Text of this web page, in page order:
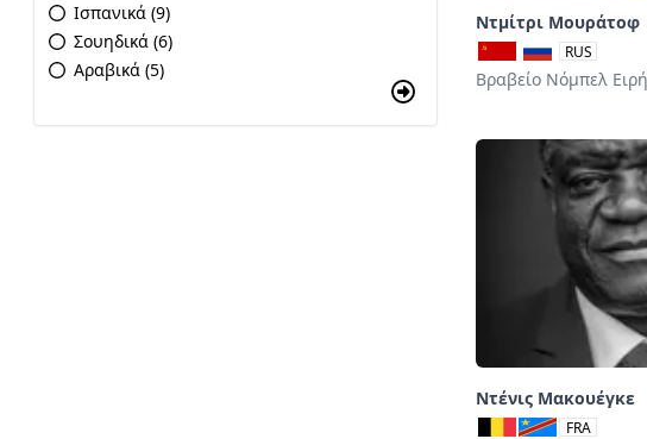
Ισπανικά (9)
Σουηδικά (6)
Αραβικά (5)
Ντμίτρι Μουράτοφ
RUS
Βραβείο Νόμπελ
Ντένις Μακουέγκε
FRA